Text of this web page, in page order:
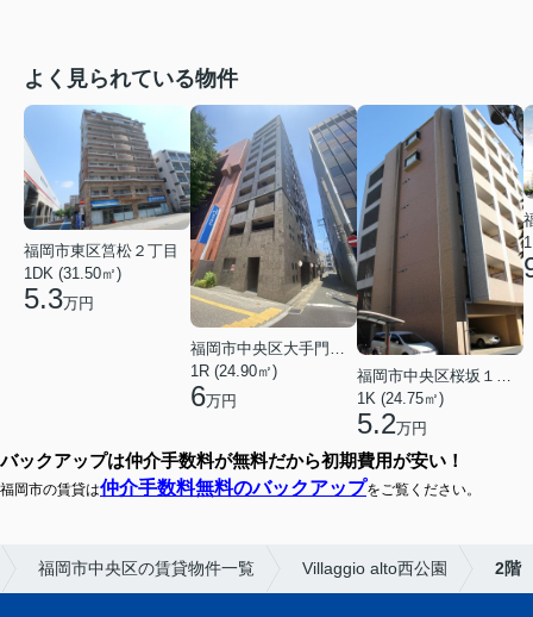
よく見られている物件
福岡市東区筥松２丁目
1DK (31.50㎡)
5.3万円
1R (24.90㎡)
6万円
福岡市中央区桜坂１丁目
1K (24.75㎡)
5.2万円
バックアップは仲介手数料が無料だから初期費用が安い！
福岡市の賃貸は仲介手数料無料のバックアップをご覧ください。
福岡市中央区の賃貸物件一覧 Villaggio alto西公園 2階